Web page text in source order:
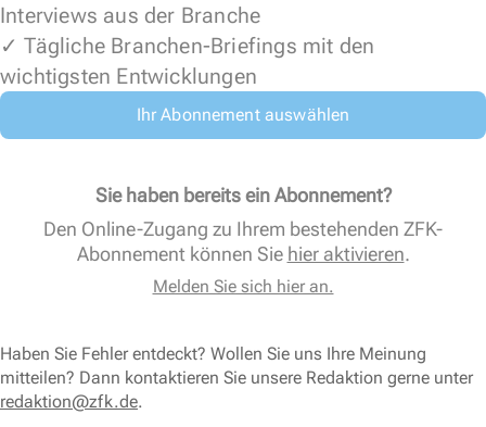
Interviews aus der Branche
✓ Tägliche Branchen-Briefings mit den
wichtigsten Entwicklungen
Ihr Abonnement auswählen
Sie haben bereits ein Abonnement?
Den Online-Zugang zu Ihrem bestehenden ZFK-
Abonnement können Sie hier aktivieren.
Melden Sie sich hier an.
Haben Sie Fehler entdeckt? Wollen Sie uns Ihre Meinung
mitteilen? Dann kontaktieren Sie unsere Redaktion gerne unter
redaktion@zfk.de.